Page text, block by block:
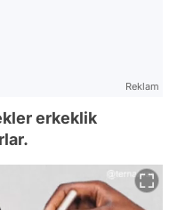
Reklam
erkeklik